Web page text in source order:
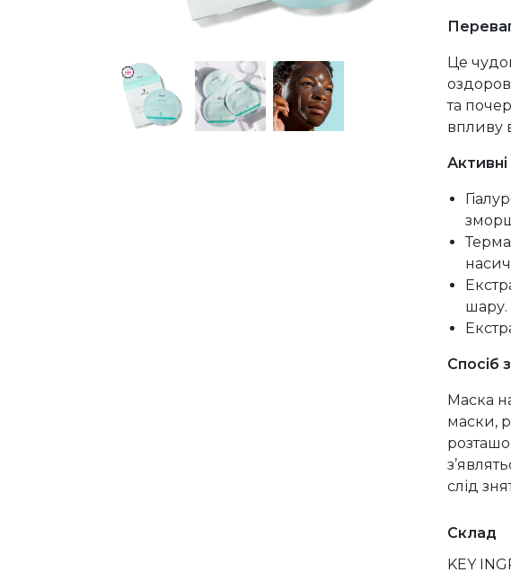
Це
та
впливу
шару.
Спосіб
Маска
маски,
слід
Склад
KEY